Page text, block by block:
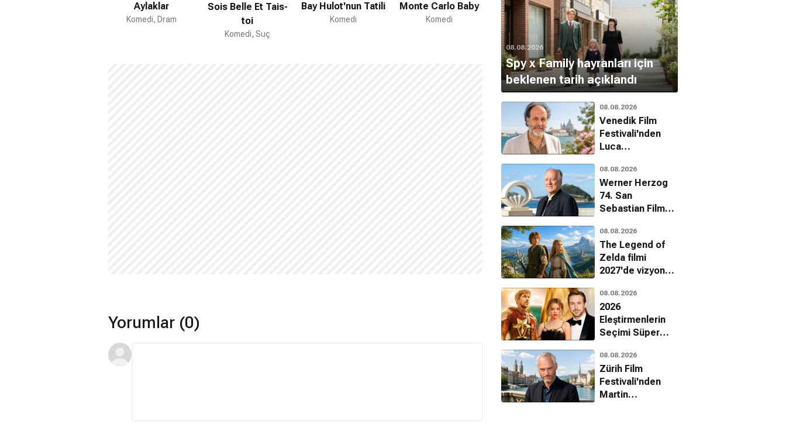
Aylaklar
Komedi, Dram
Sois Belle Et Tais-
toi
Komedi, Suç
Bay Hulot'nun Tatili
Komedi
Monte Carlo Baby
Komedi
Amcam
Komedi
Babalar Ve Oğullar
Yorumlar (0)
08.08.2026
Spy x Family hayranları için
beklenen tarih açıklandı
08.08.2026
Venedik Film
Festivali'nden
Luca
onur ödülü
08.08.2026
Werner Herzog
74. San
Sebastian Film
ödülü alacak
08.08.2026
The Legend of
Zelda filmi
2027'de vizyona
08.08.2026
2026
Eleştirmenlerin
Seçimi Süper
sahiplerini buldu
08.08.2026
Zürih Film
Festivali'nden
Martin